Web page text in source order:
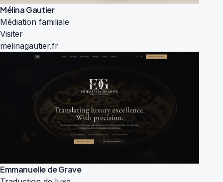
Mélina Gautier
Médiation familiale
Visiter
melinagautier.fr
Emmanuelle de Grave